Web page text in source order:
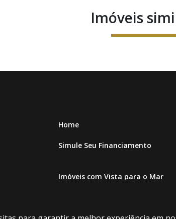
Imóveis
Home
Simule Seu Financiamento
Imóveis com Vista para o Mar